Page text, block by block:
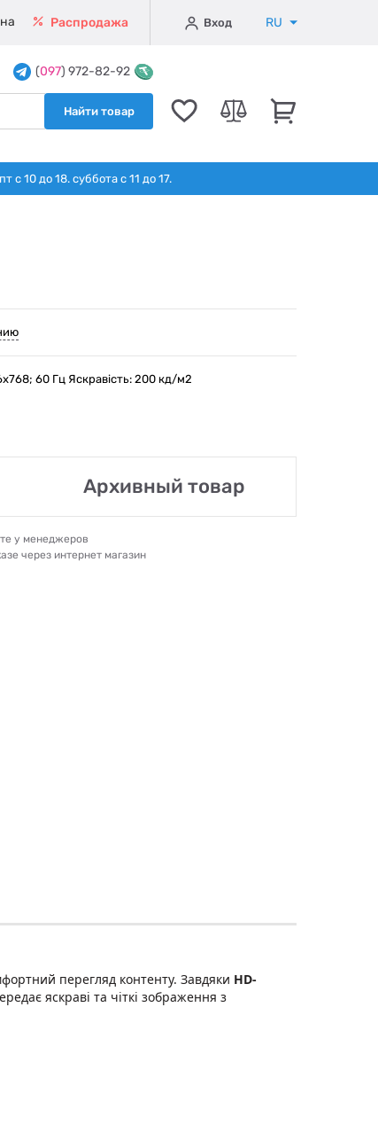
Распродажа Вход RU
(097) 972-82-92
Найти товар
10 до 18. суббота с 11 до 17.
60 Гц Яскравість: 200 кд/м2
Архивный товар
у менеджеров
через интернет магазин
перегляд контенту. Завдяки HD-
яскраві та чіткі зображення з